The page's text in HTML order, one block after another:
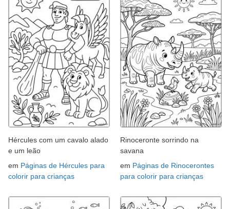
Hércules com um cavalo alado
e um leão
em Páginas de Hércules para
colorir para crianças
Rinoceronte sorrindo na
savana
em Páginas de Rinocerontes
para colorir para crianças